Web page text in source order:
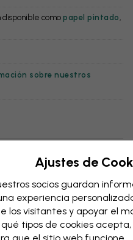
comopapel pintado
sobre nuestros
de 1 a 3 días:
se embalan
en una caja de
se enviará en un
gastos de envío gratuitos.
Ajustes de
socios guardan
experiencia
los visitantes y apoyar el
tipos de cookies